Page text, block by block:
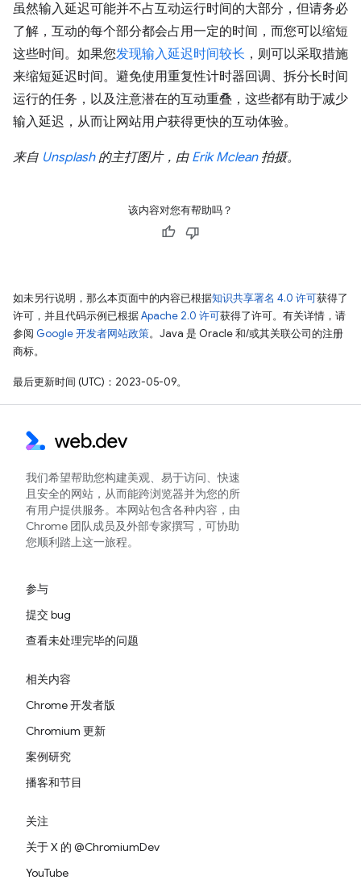
虽然输入延迟可能并不占互动运行时间的大部分，但请务必
了解，互动的每个部分都会占用一定的时间，而您可以缩短
这些时间。如果您发现输入延迟时间较长 ，则可以采取措施
来缩短延迟时间。避免使用重复性计时器回调、拆分长时间
运行的任务，以及注意潜在的互动重叠，这些都有助于减少
输入延迟，从而让网站用户获得更快的互动体验。
来自 Unsplash的主打图片，由 Erik Mclean拍摄。
该内容对您有帮助吗？
如未另行说明，那么本页面中的内容已根据知识共享署名 4.0 许可获得了
许可，并且代码示例已根据Apache 2.0 许可获得了许可。有关详情，请
参阅 Google 开发者网站政策。Java 是 Oracle 和/或其关联公司的注册
商标。
最后更新时间 (UTC)：2023-05-09。
我们希望帮助您构建美观、易于访问、快速
且安全的网站，从而能跨浏览器并为您的所
有用户提供服务。本网站包含各种内容，由
Chrome 团队成员及外部专家撰写，可协助
您顺利踏上这一旅程。
参与
提交 bug
查看未处理完毕的问题
相关内容
Chrome 开发者版
Chromium 更新
案例研究
播客和节目
关注
关于 X 的 @ChromiumDev
YouTube